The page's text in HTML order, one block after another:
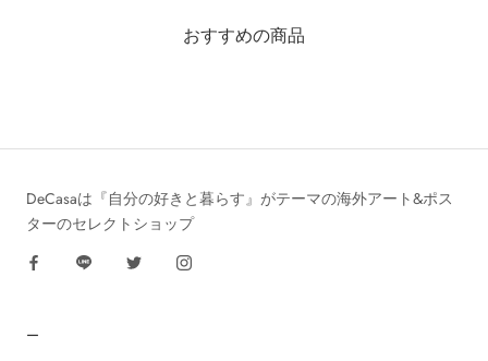
おすすめの商品
DeCasaは『自分の好きと暮らす』がテーマの海外アート&ポス
ターのセレクトショップ
ー